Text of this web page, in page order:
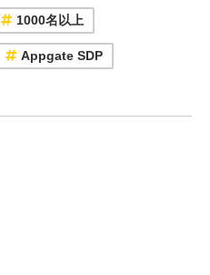
1000名以上
Appgate SDP